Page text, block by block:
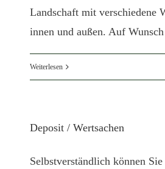
Landschaft mit verschiedene
innen und außen. Auf
Weiterlesen
Deposit / Wertsachen
Selbstverständlich können